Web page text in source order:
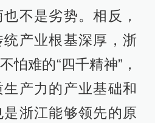
不是劣势。相反，
产业根基深厚，浙
怕难的“四千精神”，
产力的产业基础和
浙江能够领先的原